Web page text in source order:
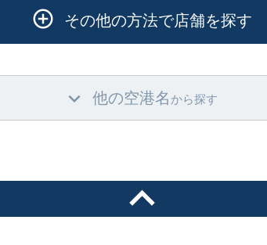
その他の方法で店舗を探す
他の空港名 から探す